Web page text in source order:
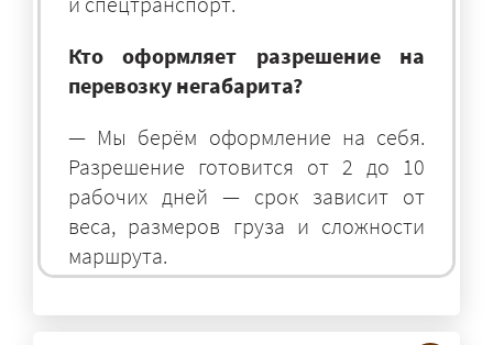
Кто оформляет разрешение на
перевозку негабарита?
— Мы берём оформление на себя.
Разрешение готовится от 2 до 10
рабочих дней — срок зависит от
веса, размеров груза и сложности
маршрута.